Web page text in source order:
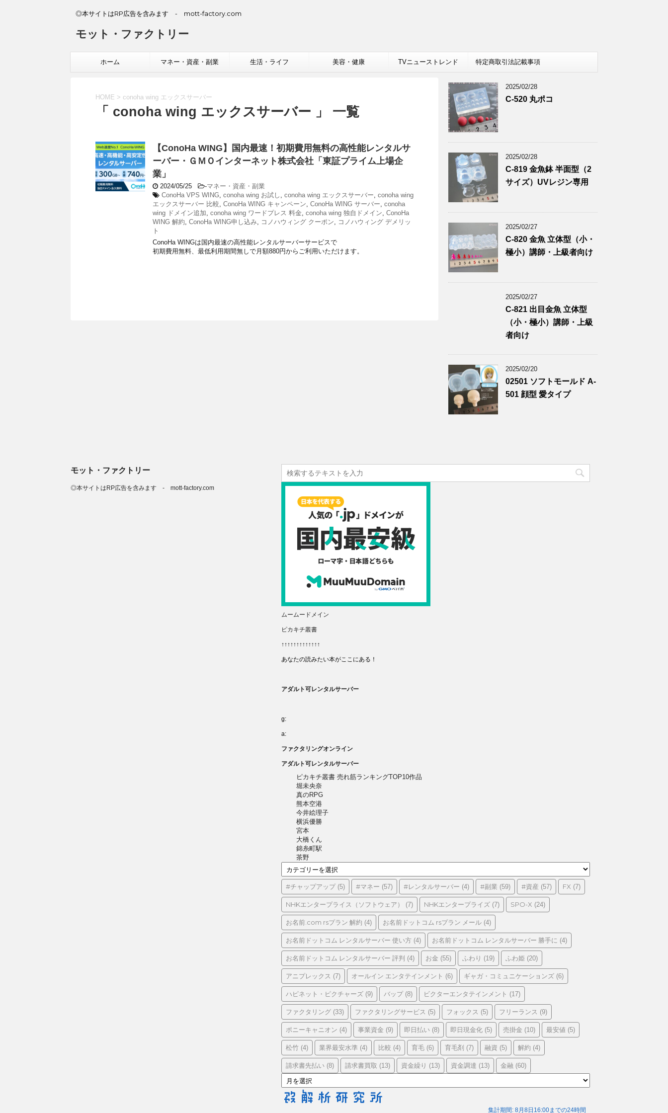
◎本サイトはRP広告を含みます - mott-factory.com
モット・ファクトリー
ホーム マネー・資産・副業 生活・ライフ 美容・健康 TVニューストレンド 特定商取引法記載事項
HOME > conoha wing エックスサーバー
「 conoha wing エックスサーバー 」 一覧
【ConoHa WING】国内最速！初期費用無料の高性能レンタルサ
ーバー・ＧＭＯインターネット株式会社「東証プライム上場企
業」
2024/05/25 -マネー・資産・副業
ConoHa VPS WING, conoha wing お試し , conoha wing エックスサーバー, conoha wing
エックスサーバー 比較, ConoHa WING キャンペーン, ConoHa WING サーバー, conoha
wing ドメイン追加, conoha wing ワードプレス 料金, conoha wing 独自ドメイン, ConoHa
WING 解約, ConoHa WING申し込み, コノハウィング クーポン, コノハウィング デメリッ
ト
ConoHa WINGは国内最速の高性能レンタルサーバーサービスで
初期費用無料、最低利用期間無しで月額880円からご利用いただけます。
2025/02/28
C-520 丸ポコ
2025/02/28
C-819 金魚鉢 半面型（2
サイズ）UVレジン専用
2025/02/27
C-820 金魚 立体型（小・
極小）講師・上級者向け
2025/02/27
C-821 出目金魚 立体型
（小・極小）講師・上級
者向け
2025/02/20
02501 ソフトモールド A-
501 顔型 愛タイプ
ムームードメイン
ピカキチ叢書
↑↑↑↑↑↑↑↑↑↑↑↑↑
あなたの読みたい本がここにある！
アダルト可レンタルサーバー
g:
a:
ファクタリングオンライン
アダルト可レンタルサーバー
ピカキチ叢書 売れ筋ランキングTOP10作品
堀未央奈
真のRPG
熊本空港
今井絵理子
横浜優勝
宮本
大橋くん
錦糸町駅
茶野
テ
ゴ
リ
ー
#チャップアップ(5) #マネー (57) #レンタルサーバー (4) #副業 (59) #資産 (57) FX (7)
NHKエンタープライス（ソフトウェア） (7) NHKエンタープライズ (7) SPO-X (24)
お名前.com rsプラン 解約 (4) お名前ドットコム rsプラン メール (4)
お名前ドットコム レンタルサーバー 使い方 (4) お名前ドットコム レンタルサーバー 勝手に (4)
お名前ドットコム レンタルサーバー 評判 (4) お金 (55) ふわり (19) ふわ姫 (20)
アニプレックス (7) オールイン エンタテインメント (6) ギャガ・コミュニケーションズ (6)
ハピネット・ピクチャーズ (9) バップ(8) ビクターエンタテインメント (17)
ファクタリング (33) ファクタリングサービス (5) フォックス (5) フリーランス (9)
ポニーキャニオン (4) 事業資金 (9) 即日払い (8) 即日現金化 (5) 売掛金 (10) 最安値 (5)
松竹 (4) 業界最安水準 (4) 比較 (4) 育毛 (6) 育毛剤 (7) 融資 (5) 解約 (4)
請求書先払い (8) 請求書買取 (13) 資金繰り (13) 資金調達 (13) 金融 (60)
ー
カ
イ
モット・ファクトリー
◎本サイトはRP広告を含みます - mott-factory.com